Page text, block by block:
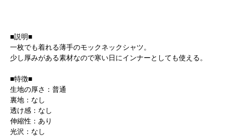
■説明■
一枚でも着れる薄手のモックネックシャツ。
少し厚みがある素材なので寒い日にインナーとしても使える。
■特徴■
生地の厚さ：普通
裏地：なし
透け感：なし
伸縮性：あり
光沢：なし